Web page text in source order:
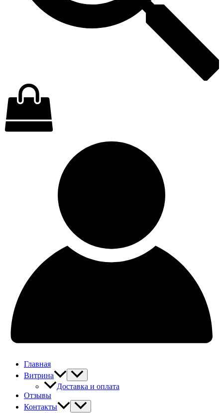
Главная
Витрина
Доставка и оплата
Отзывы
Контакты